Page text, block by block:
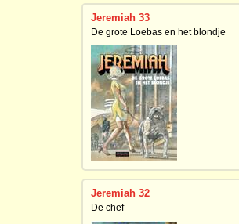
Jeremiah 33
De grote Loebas en het blondje
Jeremiah 32
De chef